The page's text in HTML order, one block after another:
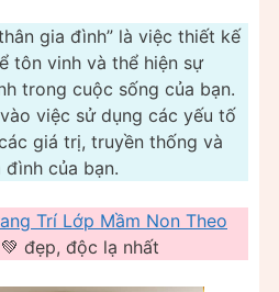
gia đình” là việc thiết kế
tôn vinh và thể hiện sự
trong cuộc sống của bạn.
việc sử dụng các yếu tố
giá trị, truyền thống và
của bạn.
Trí Lớp Mầm Non Theo
💚 đẹp, độc lạ nhất